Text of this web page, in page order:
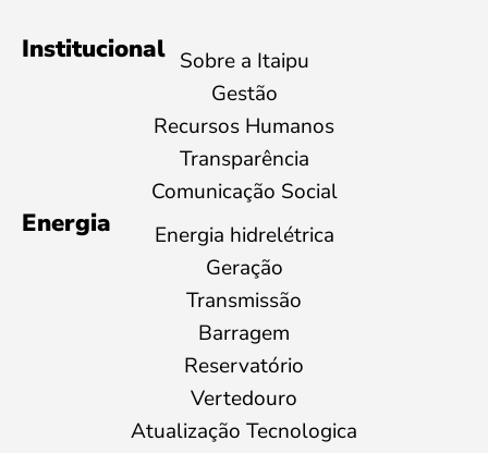
Institucional Sobre a Itaipu
Gestão
Recursos Humanos
Transparência
Comunicação Social
Energia
Energia hidrelétrica
Geração
Transmissão
Barragem
Reservatório
Vertedouro
Atualização Tecnologica